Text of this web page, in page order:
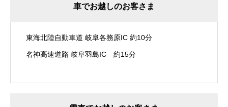
車でお越しのお客さま
東海北陸自動車道 岐阜各務原IC 約10分
名神高速道路 岐阜羽島IC 約15分